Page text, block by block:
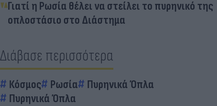
Γιατί η Ρωσία θέλει να στείλει το πυρηνικό της
οπλοστάσιο στο Διάστημα
Διάβασε περισσότερα
Κόσμος Ρωσία
Πυρηνικά Όπλα
Πυρηνικά Όπλα